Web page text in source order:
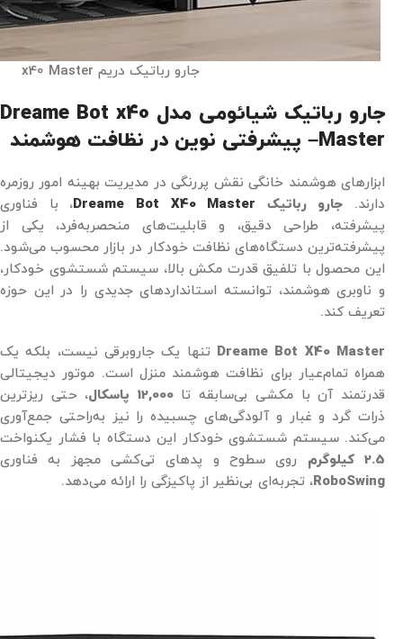
جارو رباتیک دریم x40 Master
جارو رباتیک شیائومی مدل Dreame Bot x40
Master– پیشرفتی نوین در نظافت هوشمند
ابزارهای هوشمند خانگی نقش پررنگی در مدیریت بهینه امور روزمره
دارند. جارو رباتیک Dreame Bot X40 Master، با فناوری‌
پیشرفته، طراحی دقیق، و قابلیت‌های منحصر‌به‌فرد، یکی از
پیشرفته‌ترین دستگاه‌های نظافت خودکار در بازار محسوب می‌شود.
این محصول با تلفیق قدرت مکش بالا، سیستم شستشوی خودکار،
و ناوبری هوشمند، توانسته استانداردهای جدیدی را در این حوزه
تعریف کند.
Dreame Bot X40 Master تنها یک جاروبرقی نیست، بلکه یک
همراه تمام‌عیار برای نظافت هوشمند منزل است. موتور دیجیتالی
قدرتمند آن با مکشی بی‌سابقه تا12,000 پاسکال
، حتی ریزترین
ذرات گرد و غبار و آلودگی‌های چسبیده را نیز به‌راحتی جمع‌آوری
می‌کند. سیستم شستشوی خودکار این دستگاه با فشار یکنواخت
2.5 کیلوگرم
روی سطوح و پدهای تی‌کشی مجهز به فناوری
RoboSwing، تجربه‌ای بی‌نظیر از پاکیزگی را ارائه می‌دهد.